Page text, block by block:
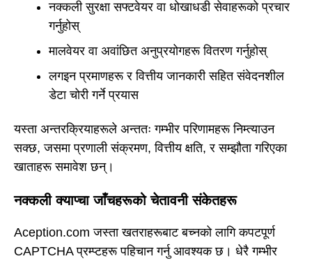
नक्कली सुरक्षा सफ्टवेयर वा धोखाधडी सेवाहरूको प्रचार
गर्नुहोस्
मालवेयर वा अवांछित अनुप्रयोगहरू वितरण गर्नुहोस्
लगइन प्रमाणहरू र वित्तीय जानकारी सहित संवेदनशील
डेटा चोरी गर्ने प्रयास
यस्ता अन्तरक्रियाहरूले अन्ततः गम्भीर परिणामहरू निम्त्याउन
सक्छ, जसमा प्रणाली संक्रमण, वित्तीय क्षति, र सम्झौता गरिएका
खाताहरू समावेश छन्।
नक्कली क्याप्चा जाँचहरूको चेतावनी संकेतहरू
Aception.com जस्ता खतराहरूबाट बच्नको लागि कपटपूर्ण
CAPTCHA प्रम्प्टहरू पहिचान गर्नु आवश्यक छ। धेरै गम्भीर